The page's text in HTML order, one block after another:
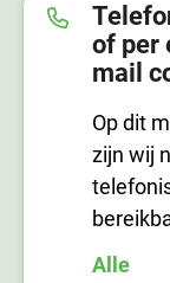
of per
mail
Op dit
zijn wij
Alle